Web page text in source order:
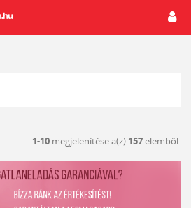
1-10 megjelenítése a(z) 157elemből.